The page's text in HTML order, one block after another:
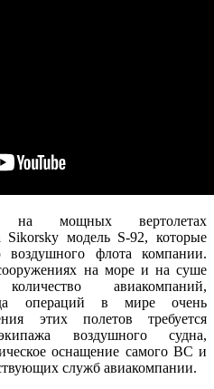
на мощных вертолетах
Sikorsky модель S-92, которые
воздушного флота компании.
на море и на суше
авиакомпаний,
операций в мире очень
этих полетов требуется
воздушного судна,
оснащение самого ВС и
служб авиакомпании.